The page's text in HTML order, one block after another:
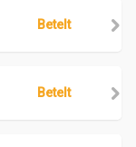
Betelt
Betelt